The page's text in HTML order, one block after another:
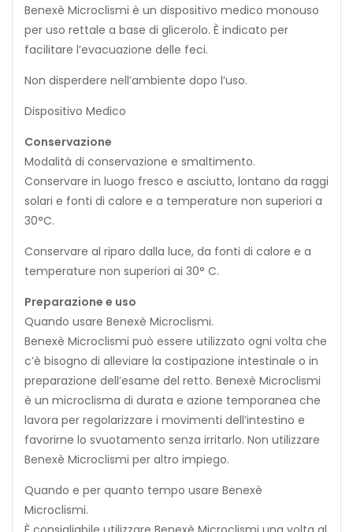
Benexè Microclismi è un dispositivo medico monouso
per uso rettale a base di glicerolo. È indicato per
facilitare l’evacuazione delle feci.
Non disperdere nell’ambiente dopo l’uso.
Dispositivo Medico
Conservazione
Modalità di conservazione e smaltimento.
Conservare in luogo fresco e asciutto, lontano da raggi
solari e fonti di calore e a temperature non superiori a
30°C.
Conservare al riparo dalla luce, da fonti di calore e a
temperature non superiori ai 30° C.
Preparazione e uso
Quando usare Benexè Microclismi.
Benexè Microclismi può essere utilizzato ogni volta che
c’è bisogno di alleviare la costipazione intestinale o in
preparazione dell’esame del retto. Benexè Microclismi
è un microclisma di durata e azione temporanea che
lavora per regolarizzare i movimenti dell’intestino e
favorirne lo svuotamento senza irritarlo. Non utilizzare
Benexè Microclismi per altro impiego.
Quando e per quanto tempo usare Benexè
Microclismi.